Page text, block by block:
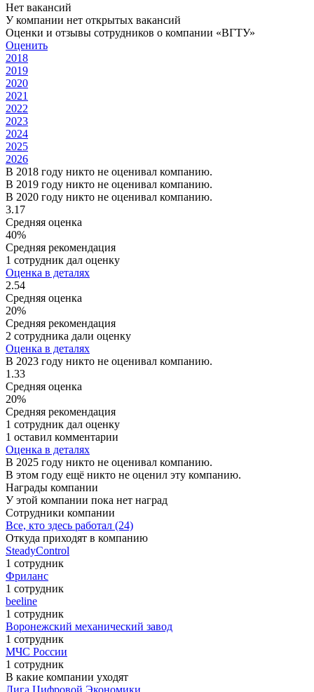
Нет вакансий
У компании нет открытых вакансий
Оценки и отзывы сотрудников о компании «ВГТУ»
Оценить
2018
2019
2020
2021
2022
2023
2024
2025
2026
В 2018 году никто не оценивал компанию.
В 2019 году никто не оценивал компанию.
В 2020 году никто не оценивал компанию.
3.17
Средняя оценка
40%
Средняя рекомендация
1 сотрудник дал оценку
Оценка в деталях
2.54
Средняя оценка
20%
Средняя рекомендация
2 сотрудника дали оценку
Оценка в деталях
В 2023 году никто не оценивал компанию.
1.33
Средняя оценка
20%
Средняя рекомендация
1 сотрудник дал оценку
1 оставил комментарии
Оценка в деталях
В 2025 году никто не оценивал компанию.
В этом году ещё никто не оценил эту компанию.
Награды компании
У этой компании пока нет наград
Сотрудники компании
Все, кто здесь работал (24)
Откуда приходят в компанию
SteadyControl
1 сотрудник
Фриланс
1 сотрудник
beeline
1 сотрудник
Воронежский механический завод
1 сотрудник
МЧС России
1 сотрудник
В какие компании уходят
Лига Цифровой Экономики